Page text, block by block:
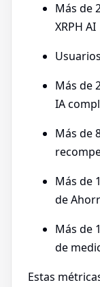
Más de
XRPH AI
Más de
IA
Más de
Más de
de
Más de
de
Estas